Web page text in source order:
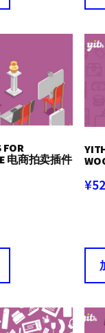
FOR
电商拍卖插件
¥